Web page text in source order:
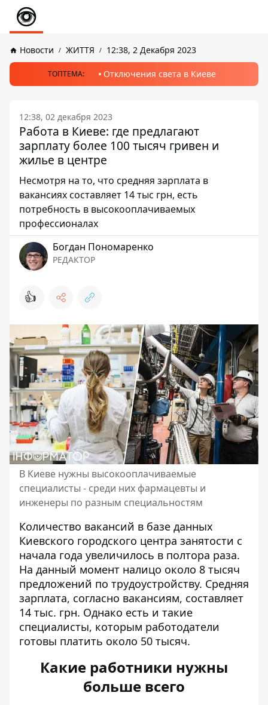
Новости ЖИТТЯ 12:38, 2 Декабря 2023
ТОПТЕМА: Отключения света в Киеве
12:38, 02 декабря 2023
Работа в Киеве: где предлагают
зарплату более 100 тысяч гривен и
жилье в центре
Несмотря на то, что средняя зарплата в
вакансиях составляет 14 тыс грн, есть
потребность в высокооплачиваемых
профессионалах
Богдан Пономаренко
РЕДАКТОР
👍
В Киеве нужны высокооплачиваемые
специалисты - среди них фармацевты и
инженеры по разным специальностям
Количество вакансий в базе данных
Киевского городского центра занятости с
начала года увеличилось в полтора раза.
На данный момент налицо около 8 тысяч
предложений по трудоустройству. Средняя
зарплата, согласно вакансиям, составляет
14 тыс. грн. Однако есть и такие
специалисты, которым работодатели
готовы платить около 50 тысяч.
Какие работники нужны
больше всего